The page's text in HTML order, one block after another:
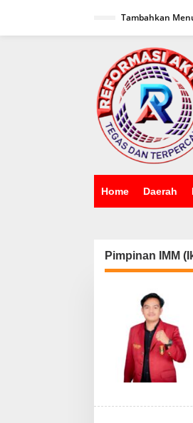
Tambahkan
Home Daerah
Pimpinan IMM